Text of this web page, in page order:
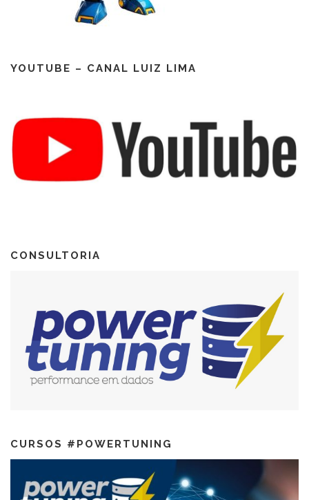
YOUTUBE – CANAL LUIZ LIMA
CONSULTORIA
CURSOS #POWERTUNING